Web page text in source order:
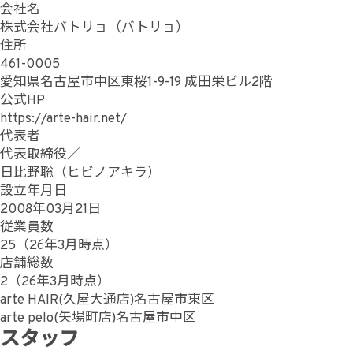
会社名
株式会社バトリョ（バトリョ）
住所
461-0005
愛知県名古屋市中区東桜1-9-19 成田栄ビル2階
公式HP
https://arte-hair.net/
代表者
代表取締役／
日比野聡（ヒビノアキラ）
設立年月日
2008年03月21日
従業員数
25（26年3月時点）
店舗総数
2（26年3月時点）
arte HAIR(久屋大通店)名古屋市東区
arte pelo(矢場町店)名古屋市中区
スタッフ